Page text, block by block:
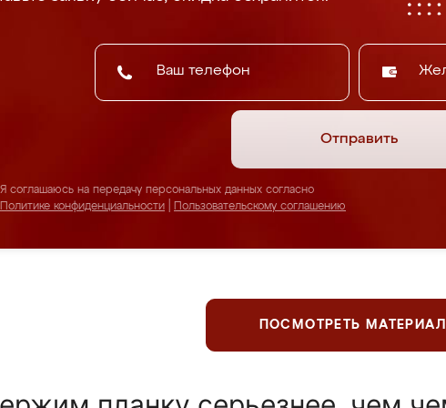
Отправить
Я соглашаюсь на передачу персональных данных согласно
Политике конфиденциальности
Пользовательскому соглашению
ПОСМОТРЕТЬ